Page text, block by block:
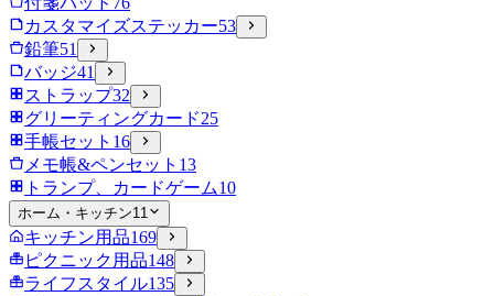
カスタマイズステッカー53
鉛筆51
バッジ41
ストラップ32
グリーティングカード25
手帳セット 16
メモ帳&ペンセット 13
トランプ、カードゲーム10
ホーム・キッチン11
キッチン用品169
ピクニック用品148
ライフスタイル135